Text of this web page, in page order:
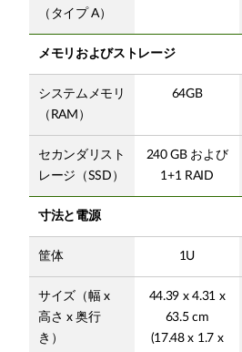
（タイプ A）
メモリおよびストレージ
システムメモリ
（RAM）
64GB
セカンダリスト
レージ（SSD）
240 GB および
1+1 RAID
寸法と電源
筐体 1U
サイズ（幅 x
高さ x 奥行
き）
44.39 x 4.31 x
63.5 cm
(17.48 x 1.7 x